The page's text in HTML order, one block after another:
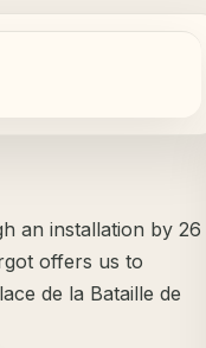
an installation by 26
offers us to
de la Bataille de